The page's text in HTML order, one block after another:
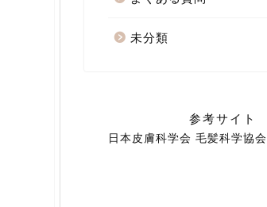
未分類
参考サイト
日本皮膚科学会 毛髪科学協会